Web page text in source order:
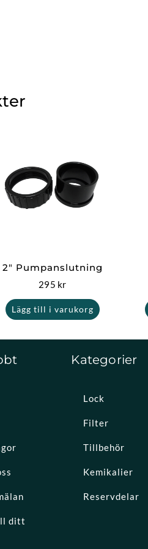
2″ Pumpanslutning
295 kr
Lägg till i varukorg
ditt
Kategorier
Lock
Filter
Tillbehör
Kemikalier
Reservdelar